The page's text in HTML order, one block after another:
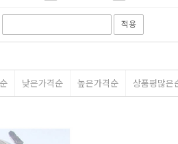
적용
낮은가격순 높은가격순 상품평많은